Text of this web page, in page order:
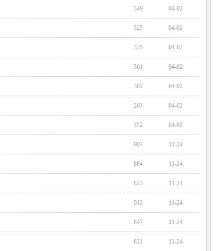
04-02
349
04-02
325
04-02
335
04-02
361
04-02
302
04-02
263
04-02
352
11-24
907
11-24
884
11-24
823
11-24
913
11-24
847
11-24
831